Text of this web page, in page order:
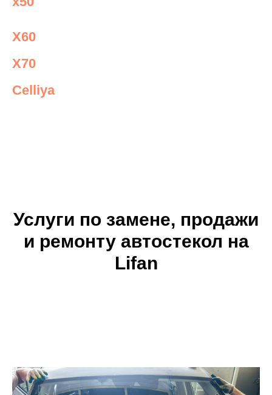
X60
X70
Сelliya
Услуги по замене, продажи
и ремонту автостекол на
Lifan